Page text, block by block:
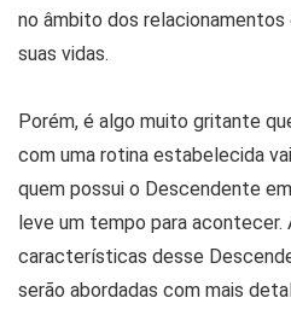
no âmbito dos
suas vidas.
Porém, é algo muito gritante
com uma rotina estabelecida
quem possui o Descendente
leve um tempo para acontecer.
características desse
serão abordadas com mais